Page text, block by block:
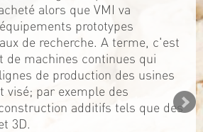
alors que VMI va
prototypes
de recherche. A terme, c'est
de machines continues qui
de production des usines
visé; par exemple des
additifs tels que des
3D.